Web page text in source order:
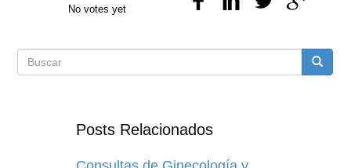
No votes yet
Formulario
búsqueda
Posts Relacionados